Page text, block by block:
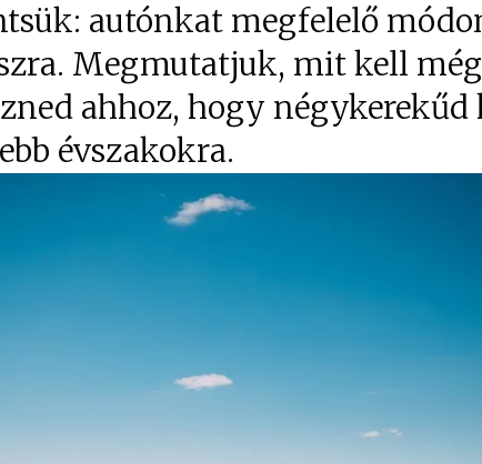
autónkat megfelelő
Megmutatjuk, mit kell
ahhoz, hogy négykerekűd
évszakokra.